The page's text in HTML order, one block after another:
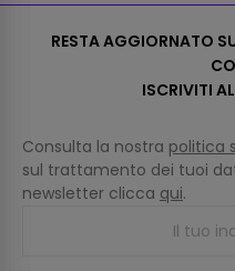
RESTA AGGIORNATO
ISCRIVITI
Consulta la nostra politica
sul trattamento dei tuoi
newsletter clicca qui.